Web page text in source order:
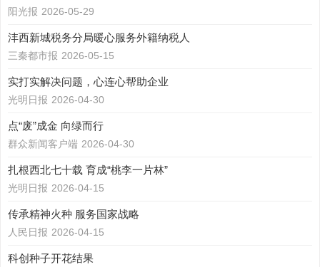
阳光报 2026-05-29
沣西新城税务分局暖心服务外籍纳税人
三秦都市报 2026-05-15
实打实解决问题，心连心帮助企业
光明日报 2026-04-30
点“废”成金 向绿而行
群众新闻客户端 2026-04-30
扎根西北七十载 育成“桃李一片林”
光明日报 2026-04-15
传承精神火种 服务国家战略
人民日报 2026-04-15
科创种子开花结果